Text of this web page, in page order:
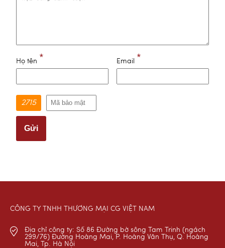
Họ tên * Email *
2715
Gửi
CÔNG TY TNHH THƯƠNG MẠI CG VIỆT NAM
Địa chỉ công ty: Số 86 Đường bờ sông Tam Trinh (ngách
299/76) Đường Hoàng Mai, P. Hoàng Văn Thụ, Q. Hoàng
Mai, Tp. Hà Nội